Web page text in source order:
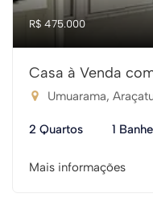
R$ 475.000
Casa à Venda
Umuarama,
2 Quartos 1
Mais informações